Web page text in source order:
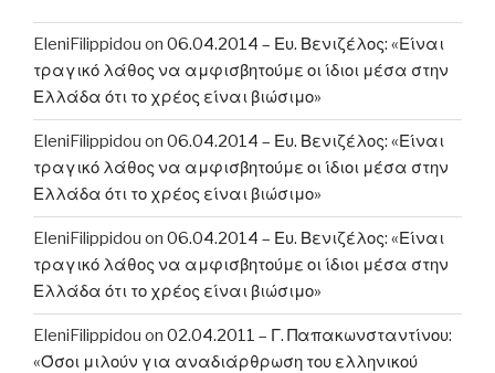
EleniFilippidou on 06.04.2014 – Ευ. Βενιζέλος: «Είναι
τραγικό λάθος να αμφισβητούμε οι ίδιοι μέσα στην
Ελλάδα ότι το χρέος είναι βιώσιμο»
EleniFilippidou on 06.04.2014 – Ευ. Βενιζέλος: «Είναι
τραγικό λάθος να αμφισβητούμε οι ίδιοι μέσα στην
Ελλάδα ότι το χρέος είναι βιώσιμο»
EleniFilippidou on 06.04.2014 – Ευ. Βενιζέλος: «Είναι
τραγικό λάθος να αμφισβητούμε οι ίδιοι μέσα στην
Ελλάδα ότι το χρέος είναι βιώσιμο»
EleniFilippidou on 02.04.2011 – Γ. Παπακωνσταντίνου:
«Όσοι μιλούν για αναδιάρθρωση του ελληνικού